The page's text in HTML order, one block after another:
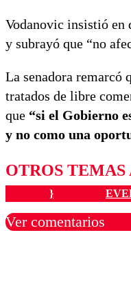
Vodanovic insistió en
y subrayó que “no
La senadora remarcó
tratados de libre
que “si el Gobierno
y no como una
OTROS
}
Ver comentarios